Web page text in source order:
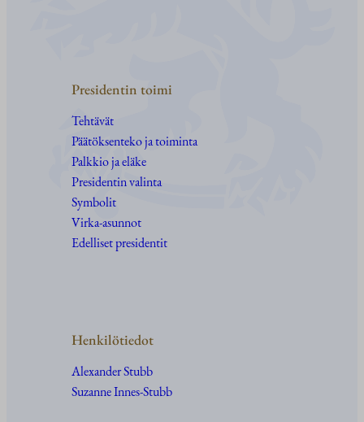
Presidentin toimi
Tehtävät
Päätöksenteko ja toiminta
Palkkio ja eläke
Presidentin valinta
Symbolit
Virka-asunnot
Edelliset presidentit
Henkilötiedot
Alexander Stubb
Suzanne Innes-Stubb